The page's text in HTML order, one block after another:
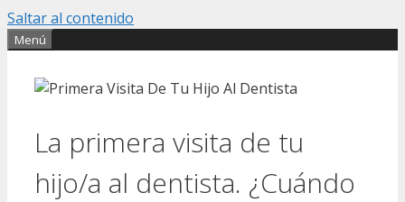
Saltar al contenido
Menú
La primera visita de tu
hijo/a al dentista. ¿Cuándo